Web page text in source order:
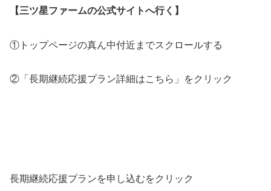
【三ツ星ファームの公式サイトへ行く】
①トップページの真ん中付近までスクロールする
②「長期継続応援プラン詳細はこちら」をクリック
長期継続応援プランを申し込むをクリック